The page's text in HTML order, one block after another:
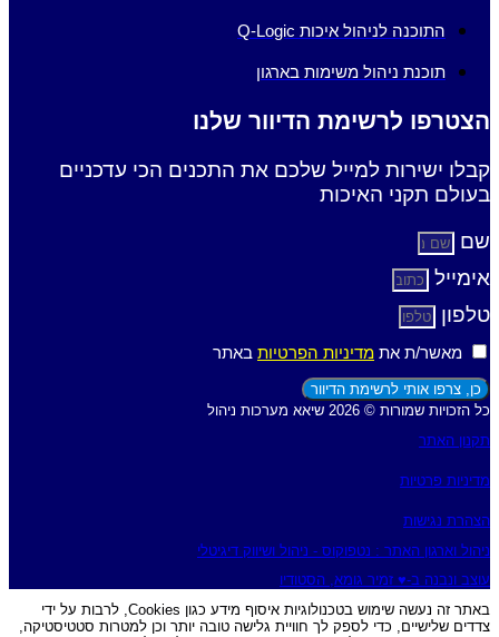
התוכנה לניהול איכות Q-Logic
תוכנת ניהול משימות בארגון
הצטרפו לרשימת הדיוור שלנו
קבלו ישירות למייל שלכם את התכנים הכי עדכניים
בעולם תקני האיכות
שם
אימייל
טלפון
מאשר/ת את מדיניות הפרטיות באתר
כן, צרפו אותי לרשימת הדיוור
כל הזכויות שמורות © 2026 שיאא מערכות ניהול
תקנון האתר
מדיניות פרטיות
הצהרת נגישות
ניהול וארגון האתר : נטפוקוס - ניהול ושיווק דיגיטלי
עוצב ונבנה ב-♥︎ זמיר גומא, הסטודיו
באתר זה נעשה שימוש בטכנולוגיות איסוף מידע כגון Cookies, לרבות על ידי
צדדים שלישיים, כדי לספק לך חוויית גלישה טובה יותר וכן למטרות סטטיסטיקה,